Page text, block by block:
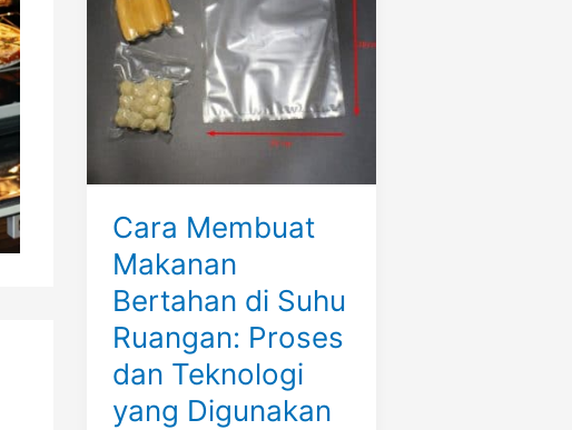
Cara Membuat
Makanan
Bertahan di Suhu
Ruangan: Proses
dan Teknologi
yang Digunakan
Bertahan
di
Suhu
Ruangan:
Proses
dan
Digunakan